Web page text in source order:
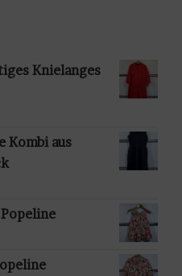
Knielanges
Kombi aus